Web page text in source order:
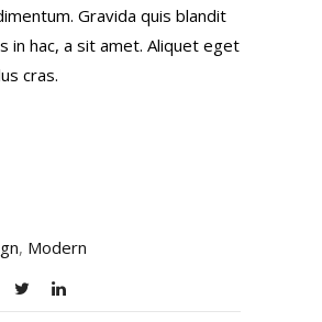
Gravida quis blandit
in hac, a sit amet. Aliquet eget
cras.
, Modern